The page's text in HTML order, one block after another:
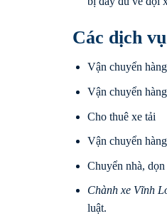
Các dịch
Vận chuyển
Vận chuyển
Cho thuê xe tải
Vận chuyển
Chuyển nhà,
Chành xe Vĩnh
luật.